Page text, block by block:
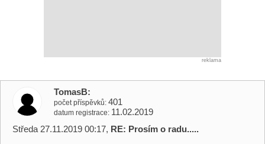
reklama
TomasB
počet příspěvků 401
datum registrace 11.02.2019
Středa 27.11.2019 00:17, RE: Prosím o radu.....